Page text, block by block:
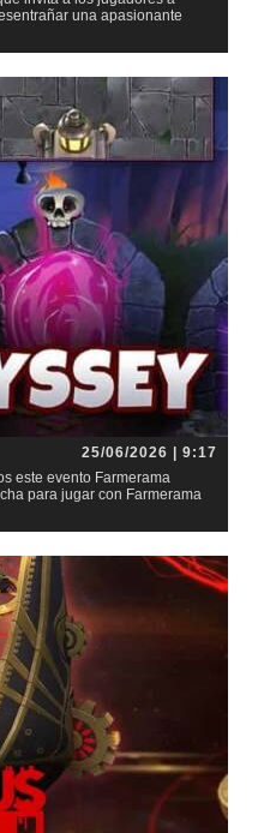
una apasionante
25/06/2026 | 9:17
este evento Farmerama
para jugar con Farmerama